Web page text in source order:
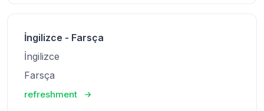
İngilizce - Farsça
İngilizce
Farsça
refreshment